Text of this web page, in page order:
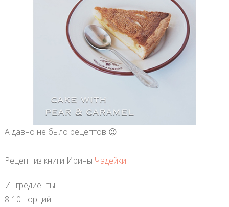
А давно не было рецептов 😉
Рецепт из книги Ирины Чадейки.
Ингредиенты:
8-10 порций